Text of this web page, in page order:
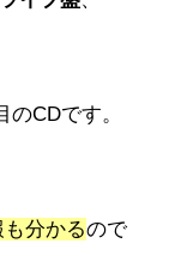
CDです。
分かるので